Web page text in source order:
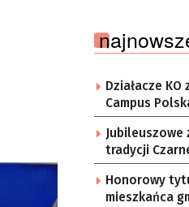
Działacze
Campus
Jubileuszowe
tradycji
Honorowy
mieszkańca